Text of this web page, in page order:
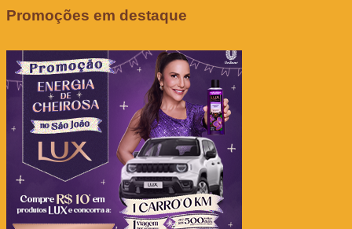
Promoções em destaque